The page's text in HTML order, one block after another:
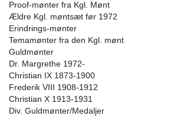
Proof-mønter fra Kgl. Mønt
Ældre Kgl. møntsæt før 1972
Erindrings-mønter
Temamønter fra den Kgl. mønt
Guldmønter
Dr. Margrethe 1972-
Christian IX 1873-1900
Frederik VIII 1908-1912
Christian X 1913-1931
Div. Guldmønter/Medaljer